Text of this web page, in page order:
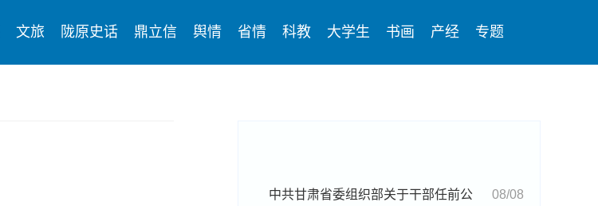
文旅 陇原史话 鼎立信 舆情 省情 科教 大学生 书画 产经 专题
08/08
中共甘肃省委组织部关于干部任前公